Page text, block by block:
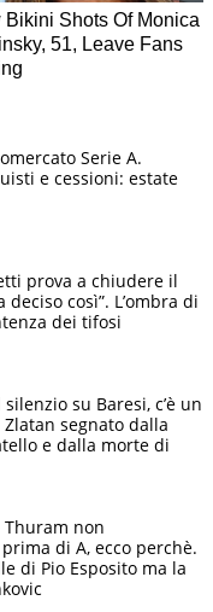
Serie A.
e cessioni: estate
prova a chiudere il
deciso così”. L’ombra di
dei tifosi
su Baresi, c’è un
segnato dalla
e dalla morte di
Thuram non
di A, ecco perchè.
di Pio Esposito ma la